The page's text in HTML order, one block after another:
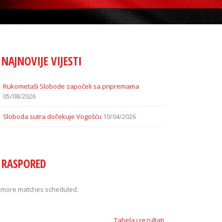
NAJNOVIJE VIJESTI
Rukometaši Slobode započeli sa pripremama
05/08/2026
Sloboda sutra dočekuje Vogošću 10/04/2026
RASPORED
matches scheduled.
Tabela i rezultati